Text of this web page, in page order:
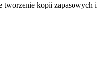
tworzenie kopii zapasowych